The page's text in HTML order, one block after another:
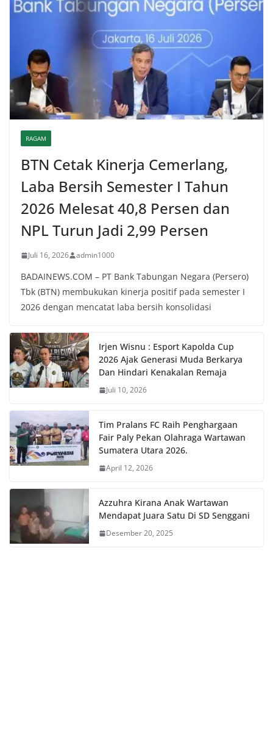
RAGAM
BTN Cetak Kinerja Cemerlang,
Laba Bersih Semester I Tahun
2026 Melesat 40,8 Persen dan
NPL Turun Jadi 2,99 Persen
Juli 16, 2026 admin1000
BADAINEWS.COM – PT Bank Tabungan Negara (Persero)
Tbk (BTN) membukukan kinerja positif pada semester I
2026 dengan mencatat laba bersih konsolidasi
Irjen Wisnu : Esport Kapolda Cup
2026 Ajak Generasi Muda Berkarya
Dan Hindari Kenakalan Remaja
Juli 10, 2026
Tim Pralans FC Raih Penghargaan
Fair Paly Pekan Olahraga Wartawan
Sumatera Utara 2026.
April 12, 2026
Azzuhra Kirana Anak Wartawan
Mendapat Juara Satu Di SD Senggani
Desember 20, 2025